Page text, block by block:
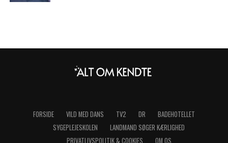
FORSIDE VILD MED DANS TV2 DR
BADEHOTELLET
SYGEPLEJESKOLEN
LANDMAND SØGER KÆRLIGHED
PRIVATLIVSPOLITIK & COOKIES
OM OS